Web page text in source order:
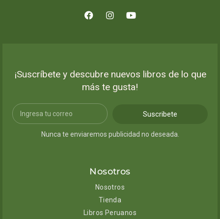
¡Suscríbete y descubre nuevos libros de lo que
más te gusta!
Suscribete
Nunca te enviaremos publicidad no deseada.
Nosotros
Nosotros
Tienda
Libros Peruanos